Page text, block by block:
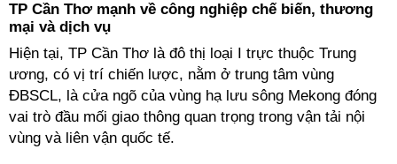
TP Cần Thơ mạnh về công nghiệp chế biến, thương
mại và dịch vụ
Hiện tại, TP Cần Thơ là đô thị loại I trực thuộc Trung
ương, có vị trí chiến lược, nằm ở trung tâm vùng
ĐBSCL, là cửa ngõ của vùng hạ lưu sông Mekong đóng
vai trò đầu mối giao thông quan trọng trong vận tải nội
vùng và liên vận quốc tế.